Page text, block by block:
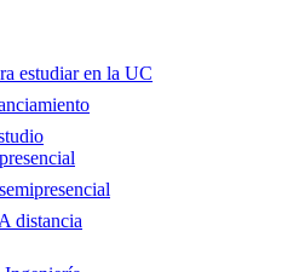
estudiar en la UC
distancia